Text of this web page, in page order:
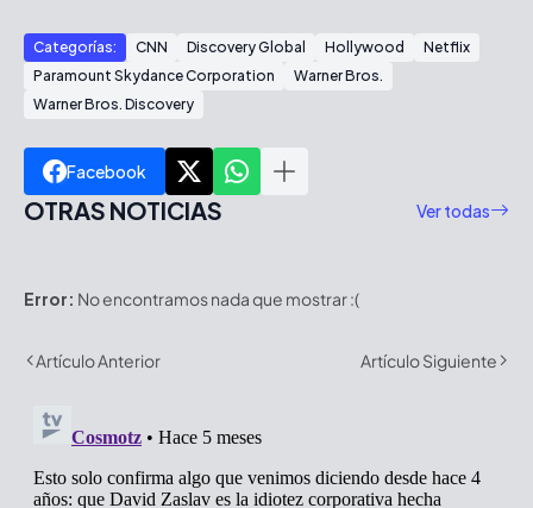
Categorías: CNN Discovery Global Hollywood
Netflix
Paramount Skydance Corporation
Warner Bros.
Warner Bros. Discovery
Facebook
OTRAS NOTICIAS Ver todas
Error: No encontramos nada que mostrar :(
Artículo Anterior Artículo Siguiente